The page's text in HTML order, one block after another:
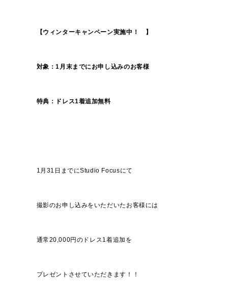
【ウィンターキャンペーン実施中！ 】
対象：1月末までにお申し込みのお客様
特典：ドレス1着追加無料
1月31日までにStudio Focusにて
撮影のお申し込みをいただいたお客様には
通常20,000円のドレス1着追加を
プレゼントさせていただきます！！